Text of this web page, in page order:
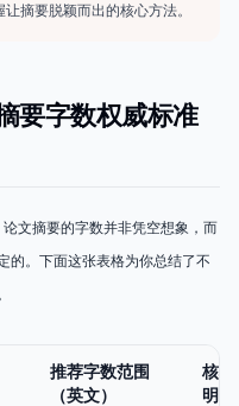
摘要脱颖而出的核心方法。
要字数权威标准
论文摘要的字数并非凭空想象，而
的。下面这张表格为你总结了不
推荐字数范围
（英文）
核心
明